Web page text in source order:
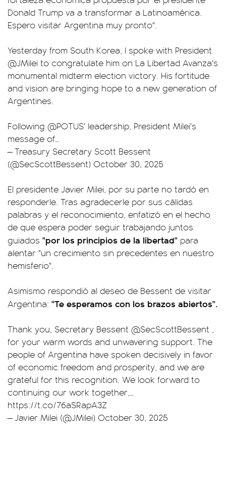
Donald Trump va a transformar a Latinoamérica.
Espero visitar Argentina muy pronto".
Yesterday from South Korea, I spoke with President
@JMilei to congratulate him on La Libertad Avanza's
monumental midterm election victory. His fortitude
and vision are bringing hope to a new generation of
Argentines.
Following @POTUS' leadership, President Milei's
message of…
— Treasury Secretary Scott Bessent
(@SecScottBessent) October 30, 2025
El presidente Javier Milei, por su parte no tardó en
responderle. Tras agradecerle por sus cálidas
palabras y el reconocimiento, enfatizó en el hecho
de que espera poder seguir trabajando juntos
guiados "por los principios de la libertad" para
alentar "un crecimiento sin precedentes en nuestro
hemisferio".
Asimismo respondió al deseo de Bessent de visitar
Argentina: "Te esperamos con los brazos abiertos".
Thank you, Secretary Bessent @SecScottBessent ,
for your warm words and unwavering support. The
people of Argentina have spoken decisively in favor
of economic freedom and prosperity, and we are
grateful for this recognition. We look forward to
continuing our work together,…
https://t.co/76aSRapA3Z
— Javier Milei (@JMilei) October 30, 2025